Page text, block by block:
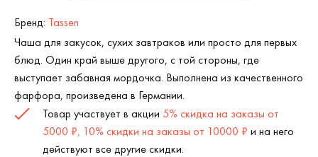
Бренд: Tassen
Чаша для закусок, сухих завтраков или просто для первых
блюд. Один край выше другого, с той стороны, где
выступает забавная мордочка. Выполнена из качественного
фарфора, произведена в Германии.
Товар участвует в акции 5% скидка на заказы от
5000 ₽, 10% скидки на заказы от 10000 ₽ и на него
действуют все другие скидки.